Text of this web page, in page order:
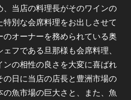
当店の料理長がそのワインの
別な会席料理をお出しさせて
オーナーを務められている奥
フである旦那様も会席料理、
の相性の良さを大変に喜ばれ
日に当店の店長と豊洲市場の
魚市場の巨大さと、また、魚